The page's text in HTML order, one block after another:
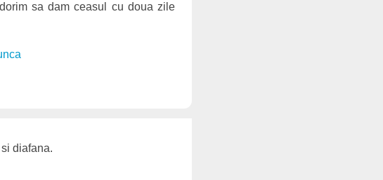
sa dam ceasul cu doua zile
diafana.